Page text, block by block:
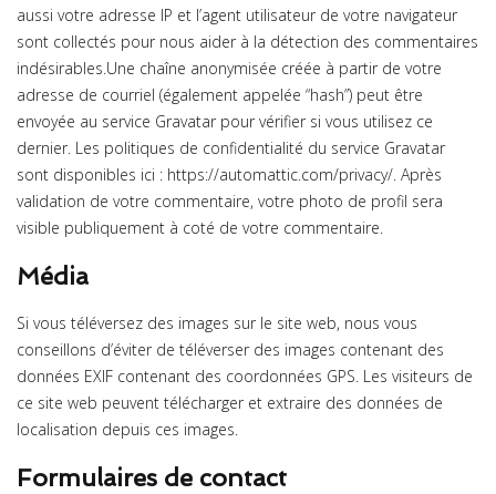
aussi votre adresse IP et l’agent utilisateur de votre navigateur
sont collectés pour nous aider à la détection des commentaires
indésirables.Une chaîne anonymisée créée à partir de votre
adresse de courriel (également appelée “hash”) peut être
envoyée au service Gravatar pour vérifier si vous utilisez ce
dernier. Les politiques de confidentialité du service Gravatar
sont disponibles ici : https://automattic.com/privacy/. Après
validation de votre commentaire, votre photo de profil sera
visible publiquement à coté de votre commentaire.
Média
Si vous téléversez des images sur le site web, nous vous
conseillons d’éviter de téléverser des images contenant des
données EXIF contenant des coordonnées GPS. Les visiteurs de
ce site web peuvent télécharger et extraire des données de
localisation depuis ces images.
Formulaires de contact